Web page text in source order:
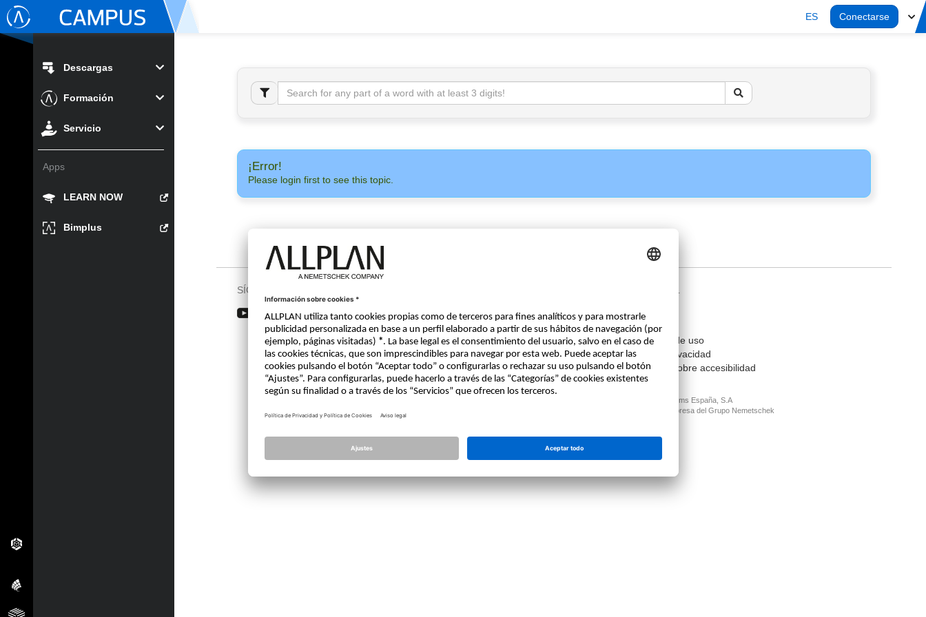
ES Conectarse
Descargas
Formación
Servicio
Apps
LEARN NOW
Bimplus
¡Error!
Please login first to see this topic.
SÍGUENOS EN
Licencia
Ajustes de privacidad
Allplan
Allplan Connect
Contacto
Aviso legal
Condiciones de uso
Política de privacidad
Información sobre accesibilidad
© ALLPLAN Systems España, S.A
ALLPLAN, un empresa del Grupo Nemetschek